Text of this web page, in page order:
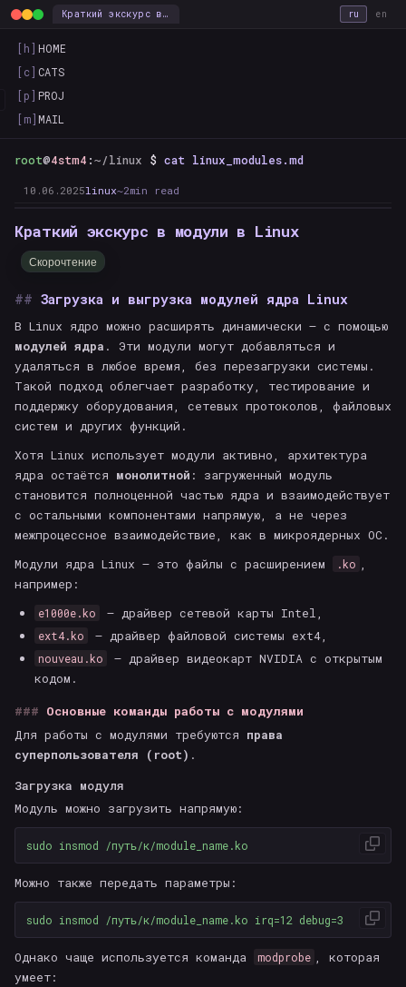
Краткий экскурс в модули в Linux — this_is_the_way ru en
[h] HOME
[c] CATS
[p] PROJ
[m] MAIL
root@4stm4 :~/linux $ cat linux_modules.md
10.06.2025linux~2min read
Краткий экскурс в модули в Linux
Скорочтение
Загрузка и выгрузка модулей ядра Linux
В Linux ядро можно расширять динамически — с помощью
модулей ядра . Эти модули могут добавляться и
удаляться в любое время, без перезагрузки системы.
Такой подход облегчает разработку, тестирование и
поддержку оборудования, сетевых протоколов, файловых
систем и других функций.
Хотя Linux использует модули активно, архитектура
ядра остаётся монолитной : загруженный модуль
становится полноценной частью ядра и взаимодействует
с остальными компонентами напрямую, а не через
межпроцессное взаимодействие, как в микроядерных ОС.
Модули ядра Linux — это файлы с расширением
.ko ,
например:
e1000e.ko — драйвер сетевой карты Intel,
ext4.ko — драйвер файловой системы ext4,
nouveau.ko
— драйвер видеокарт NVIDIA с открытым
кодом.
Основные команды работы с модулями
Для работы с модулями требуются права
суперпользователя (root) .
Загрузка модуля
Модуль можно загрузить напрямую:
sudo
Можно также передать параметры:
sudo insmod /путь/к/module_name.ko irq=12 debug=
Однако чаще используется команда modprobe , которая
умеет: